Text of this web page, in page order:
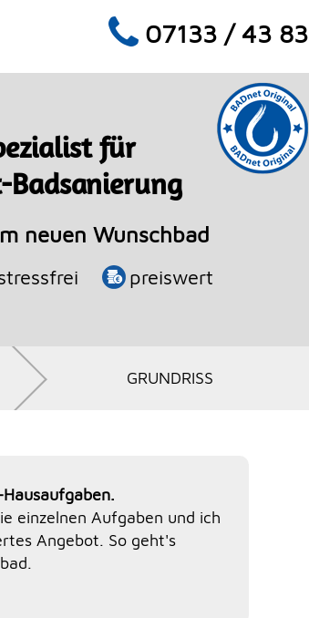
07133 / 43 83
für
neuen Wunschbad
preiswert
GRUNDRISS
einzelnen Aufgaben und ich
Angebot. So geht's